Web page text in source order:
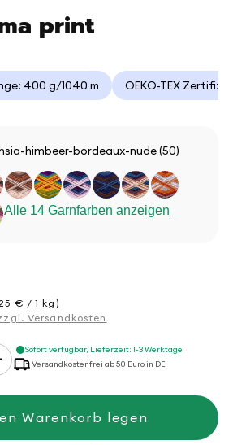
print
400 g/1040 m OEKO-TEX
himbeer-bordeaux-nude (50)
Alle 14 Garnfarben anzeigen
€ / 1 kg)
Versandkosten
Sofort verfügbar, Lieferzeit: 1-3 Werktage
Versandkostenfrei ab 50 Euro in DE
Warenkorb legen